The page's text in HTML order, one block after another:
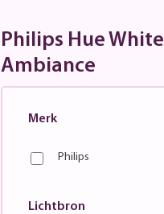
Philips Hue White
Ambiance
Merk
Philips
Lichtbron